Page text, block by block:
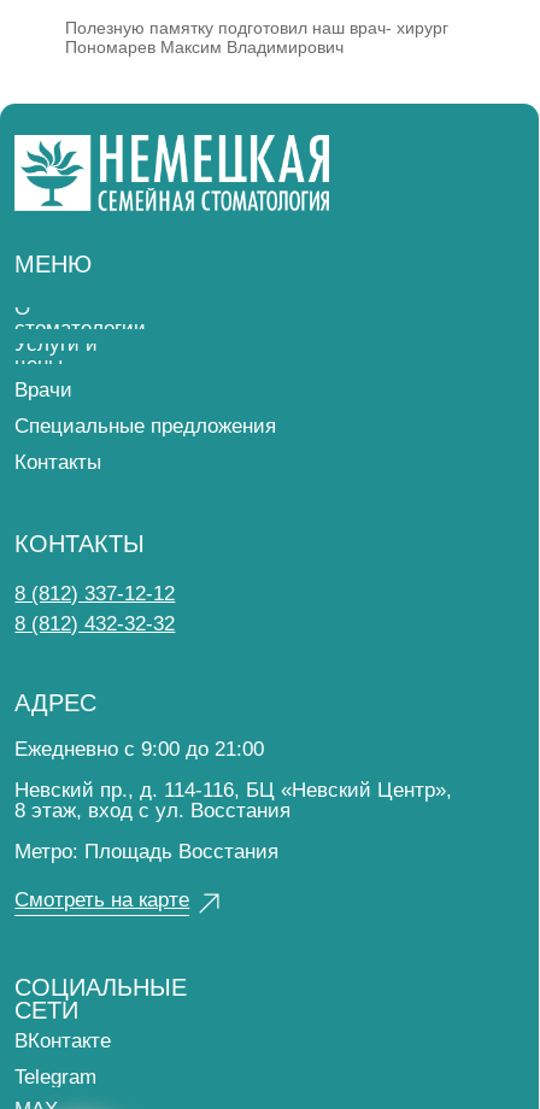
Полезную памятку подготовил наш врач- хирург
Пономарев Максим Владимирович
Специальные предложения
Контакты
8 (812) 337-12-12
8 (812) 432-32-32
АДРЕС
Невский пр., д. 114-116, БЦ «Невский Центр»,
8 этаж, вход с ул. Восстания
Telegram
Имеются противопоказания. Необходима консультация
Политика конфиденциальности
персональных данных